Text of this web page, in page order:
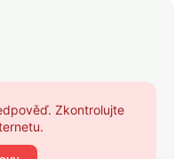
Zkontrolujte